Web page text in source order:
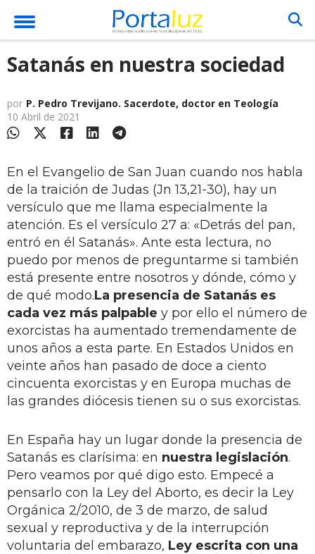
Satanás en nuestra sociedad
por P. Pedro Trevijano. Sacerdote, doctor en Teología
10 Abril de 2021
En el Evangelio de San Juan cuando nos habla
de la traición de Judas (Jn 13,21-30), hay un
versículo que me llama especialmente la
atención. Es el versículo 27 a: «Detrás del pan,
entró en él Satanás». Ante esta lectura, no
puedo por menos de preguntarme si también
está presente entre nosotros y dónde, cómo y
de qué modo.La presencia de Satanás es
cada vez más palpable y por ello el número de
exorcistas ha aumentado tremendamente de
unos años a esta parte. En Estados Unidos en
veinte años han pasado de doce a ciento
cincuenta exorcistas y en Europa muchas de
las grandes diócesis tienen su o sus exorcistas.
En España hay un lugar donde la presencia de
Satanás es clarísima: en nuestra legislación.
Pero veamos por qué digo esto. Empecé a
pensarlo con la Ley del Aborto, es decir la Ley
Orgánica 2/2010, de 3 de marzo, de salud
sexual y reproductiva y de la interrupción
voluntaria del embarazo, Ley escrita con una